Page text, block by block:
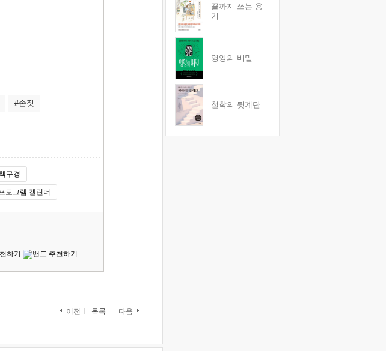
#손짓
구경
로그램 캘린더
이전 목록 다음
끝까지 쓰는 용
기
영양의 비밀
철학의 뒷계단